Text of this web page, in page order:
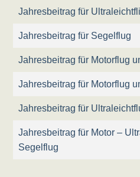
Jahresbeitrag für
Jahresbeitrag für Segelflug
Jahresbeitrag für Motorflug
Jahresbeitrag für Motorflug
Jahresbeitrag für
Jahresbeitrag für Motor –
Segelflug